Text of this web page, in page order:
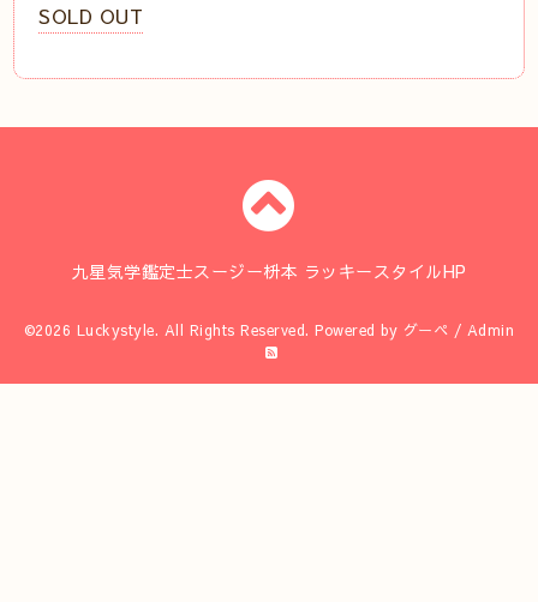
SOLD OUT
九星気学鑑定士スージー枡本 ラッキースタイルHP
©2026 Luckystyle. All Rights Reserved. Powered by グーペ / Admin